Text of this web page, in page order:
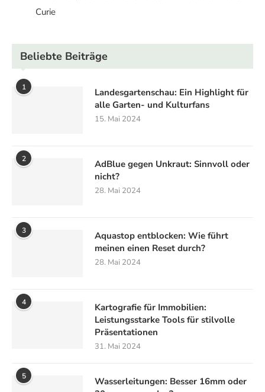
Curie
Beliebte Beiträge
1
Landesgartenschau: Ein Highlight für
alle Garten- und Kulturfans
15. Mai 2024
2
AdBlue gegen Unkraut: Sinnvoll oder
nicht?
28. Mai 2024
3
Aquastop entblocken: Wie führt
meinen einen Reset durch?
28. Mai 2024
4
Kartografie für Immobilien:
Leistungsstarke Tools für stilvolle
Präsentationen
31. Mai 2024
5
Wasserleitungen: Besser 16mm oder